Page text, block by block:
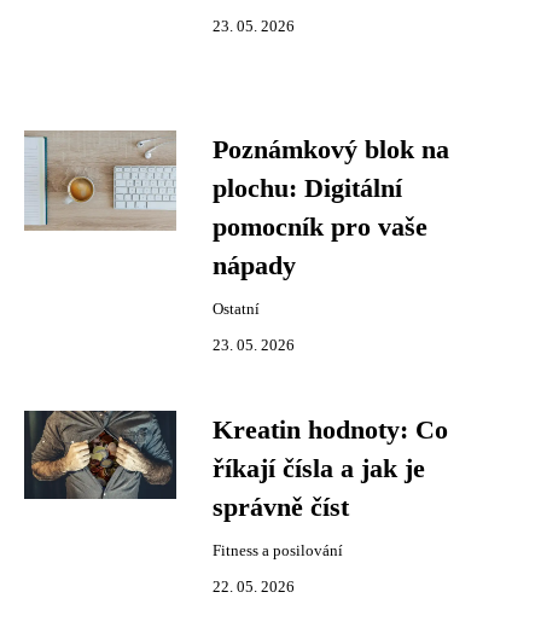
23. 05. 2026
Poznámkový blok na
plochu: Digitální
pomocník pro vaše
nápady
Ostatní
23. 05. 2026
Kreatin hodnoty: Co
říkají čísla a jak je
správně číst
Fitness a posilování
22. 05. 2026